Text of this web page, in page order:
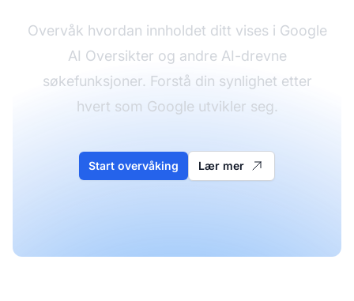
Overvåk hvordan innholdet ditt vises i Google
AI Oversikter og andre AI-drevne
søkefunksjoner. Forstå din synlighet etter
hvert som Google utvikler seg.
Start overvåking Lær mer